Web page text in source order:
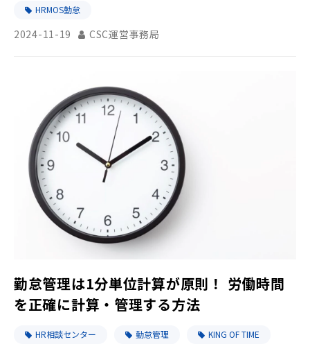
HRMOS勤怠
2024-11-19 CSC運営事務局
勤怠管理は1分単位計算が原則！ 労働時間
を正確に計算・管理する方法
HR相談センター 勤怠管理 KING OF TIME